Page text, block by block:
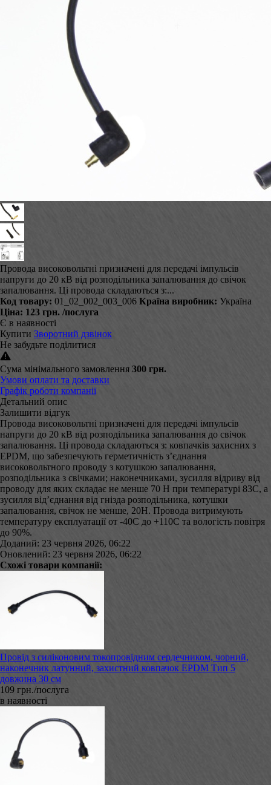
Провода високовольтні призначені для передачі імпульсів
напруги до 20 кВ від розподільника запалювання до свічок
запалювання. Ці провода складаються з:...
Код товару: 01_02_002_003_006 Країна виробник: Україна
Ціна: 123 грн. /послуга
Є в наявності
Купити Зворотний дзвінок
Не забудьте поділитися
Сума мінімального замовлення 300 грн.
Умови оплати та доставки
Графік роботи компанії
Детальний опис
Залишити відгук
Провода високовольтні призначені для передачі імпульсів
напруги до 20 кВ від розподільника запалювання до свічок
запалювання. Ці провода складаються з: ковпачків захисних з
EPDM, що забезпечують герметичність з’єднання
високовольтного проводу з котушкою запалювання,
розподільника з свічками; наконечниками, зусилля відриву від
проводу для яких складає не менше 70 Н при температурі 83С, а
зусилля від’єднання від гнізда розподільника, котушки
запалювання, свічок не менше, 20Н. Провода витримують
температуру експлуатації от -40С до +110С та вологість повітря
до 90%.
Доданий: 23 червня 2026, 06:22
Оновлений: 23 червня 2026, 06:22
Схожі товари компанії:
Провід з силіконовим токопровідним сердечником, чорний,
наконечник латунний, захистний ковпачок EPDM Тип 5
довжина 30 см
109 грн./послуга
в наявності